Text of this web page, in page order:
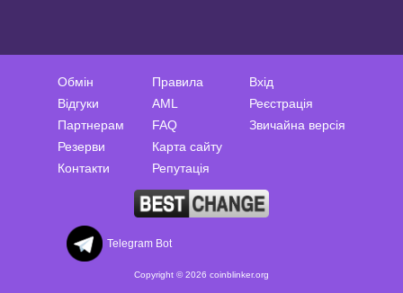
Telegram Bot
Copyright © 2026 coinblinker.org
Обмін
Відгуки
Партнерам
Резерви
Контакти
Правила
AML
FAQ
Карта сайту
Репутація
Вхід
Реєстрація
Звичайна версія